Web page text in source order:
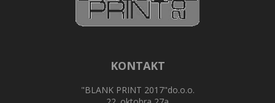
KONTAKT
"BLANK PRINT 2017"do.o.o.